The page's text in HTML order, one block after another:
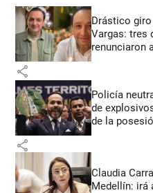
Drástico
Vargas: tres
renunciaron
share
Policía
de
de la
share
Claudia
Medellín: irá